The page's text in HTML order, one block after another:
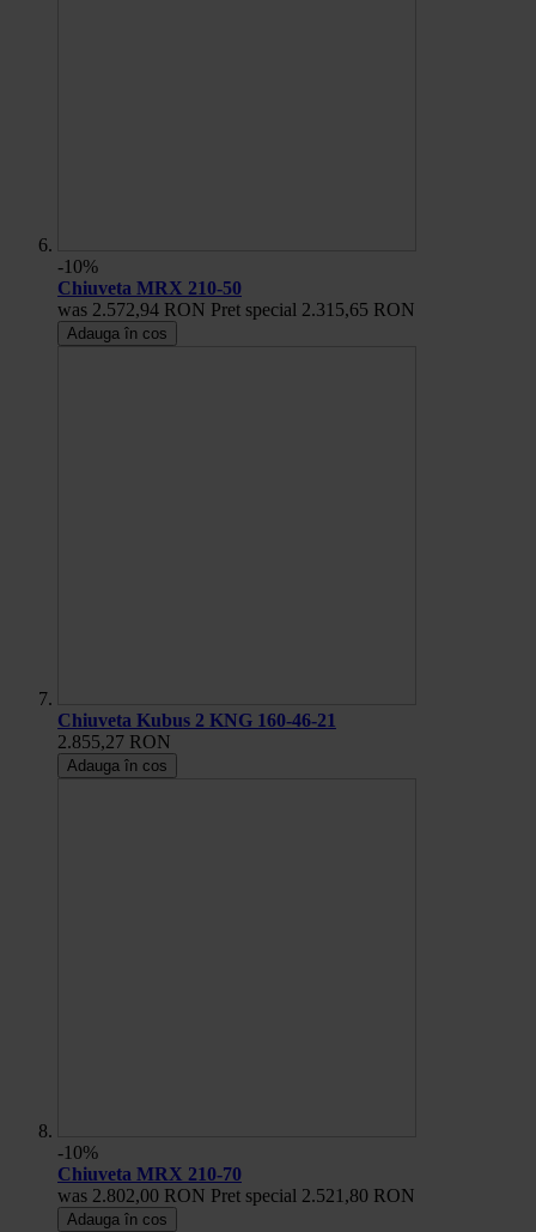
-10%
Chiuveta MRX 210-50
was 2.572,94 RON Pret special 2.315,65 RON
Adauga în cos
Chiuveta Kubus 2 KNG 160-46-21
2.855,27 RON
Adauga în cos
-10%
Chiuveta MRX 210-70
was 2.802,00 RON Pret special 2.521,80 RON
Adauga în cos